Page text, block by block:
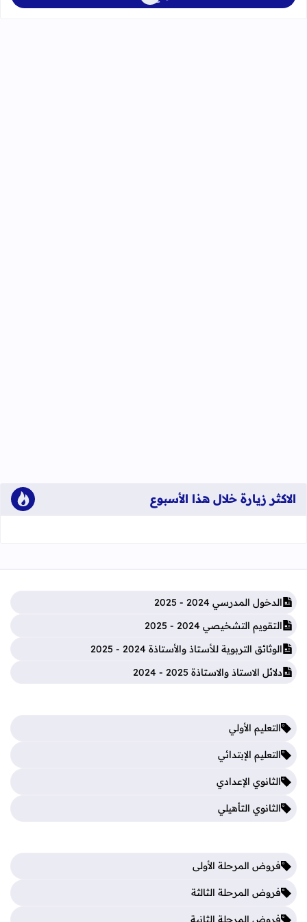
الاكثر زيارة خلال هذا الأسبوع
الدخول المدرسي 2024 - 2025
التقويم التشخيصي 2024 - 2025
الوثائق التربوية للأستاذ والأستاذة 2024 - 2025
دلائل الاستاذ والاستاذة 2025 - 2024
التعليم الأولي
التعليم الإبتدائي
الثانوي الإعدادي
الثانوي التأهيلي
فروض المرحلة الأولى
فروض المرحلة الثالثة
فروض المرحلة الثانية